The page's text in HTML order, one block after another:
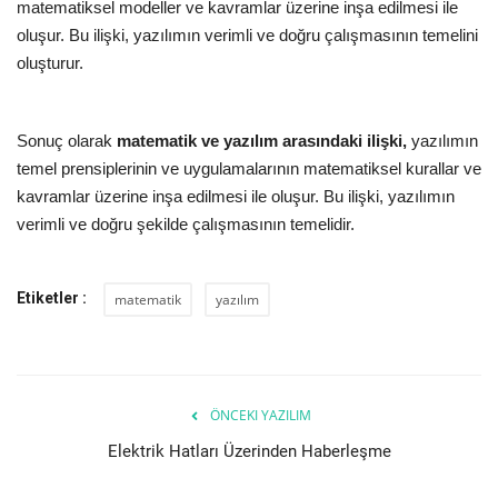
matematiksel modeller ve kavramlar üzerine inşa edilmesi ile
oluşur. Bu ilişki, yazılımın verimli ve doğru çalışmasının temelini
oluşturur.
Sonuç olarak matematik ve yazılım arasındaki ilişki, yazılımın
temel prensiplerinin ve uygulamalarının matematiksel kurallar ve
kavramlar üzerine inşa edilmesi ile oluşur. Bu ilişki, yazılımın
verimli ve doğru şekilde çalışmasının temelidir.
Etiketler : matematik yazılım
ÖNCEKI YAZILIM
Elektrik Hatları Üzerinden Haberleşme